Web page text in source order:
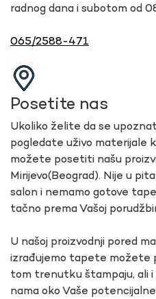
radnog dana i subotom od
065/2588-471
Posetite nas
Ukoliko želite da se
pogledate uživo materijale
možete posetiti našu
Mirijevo(Beograd). Nije u
salon i nemamo gotove
tačno prema Vašoj
U našoj proizvodnji pored
izrađujemo tapete možete
tom trenutku štampaju, ali i
nama oko Vaše